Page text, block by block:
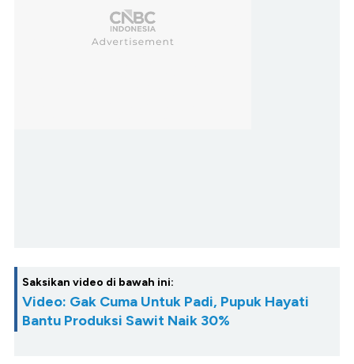
Saksikan video di bawah ini:
Video: Gak Cuma Untuk Padi, Pupuk Hayati
Bantu Produksi Sawit Naik 30%